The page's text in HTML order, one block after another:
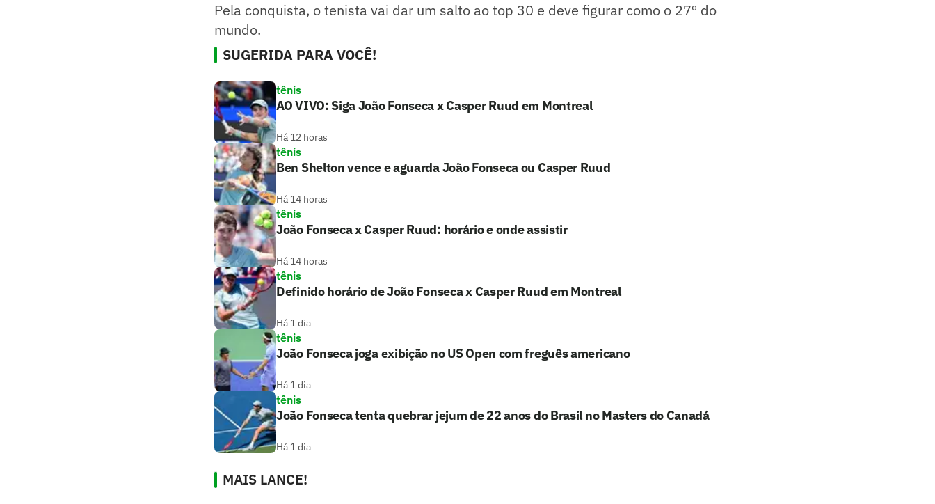
Pela conquista, o tenista vai dar um salto ao top 30 e deve figurar como o 27º do
mundo.
SUGERIDA PARA VOCÊ!
tênis
AO VIVO: Siga João Fonseca x Casper Ruud em Montreal
Há 12 horas
tênis
Ben Shelton vence e aguarda João Fonseca ou Casper Ruud
Há 14 horas
tênis
João Fonseca x Casper Ruud: horário e onde assistir
Há 14 horas
tênis
Definido horário de João Fonseca x Casper Ruud em Montreal
Há 1 dia
tênis
João Fonseca joga exibição no US Open com freguês americano
Há 1 dia
tênis
João Fonseca tenta quebrar jejum de 22 anos do Brasil no Masters do Canadá
Há 1 dia
MAIS LANCE!